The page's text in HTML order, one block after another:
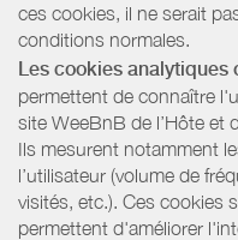
ces cookies, il ne serait
conditions normales.
Les cookies analytiques
permettent de connaître
site WeeBnB de l’Hôte et
Ils mesurent notamment
l’utilisateur (volume de
visités, etc.). Ces cookies
permettent d'améliorer